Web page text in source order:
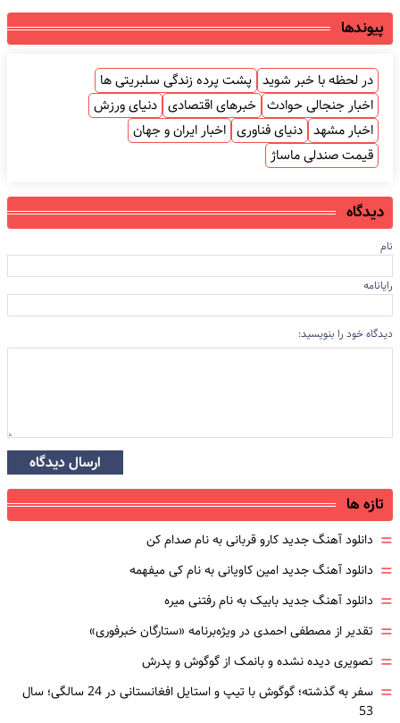
پیوندها
در لحظه با خبر شوید پشت پرده زندگی سلبریتی ها
اخبار جنجالی حوادث خبرهای اقتصادی دنیای ورزش
اخبار مشهد دنیای فناوری اخبار ایران و جهان
قیمت صندلی ماساژ
دیدگاه
نام
رایانامه
دیدگاه خود را بنویسید:
ارسال دیدگاه
تازه ها
= دانلود آهنگ جدید کارو قربانی به نام صدام کن
= دانلود آهنگ جدید امین کاویانی به نام کی میفهمه
= دانلود آهنگ جدید بابیک به نام رفتنی میره
= تقدیر از مصطفی احمدی در ویژه‌برنامه «ستارگان خبرفوری»
= تصویری دیده نشده و بانمک از گوگوش و پدرش
=
سفر به گذشته؛ گوگوش با تیپ و استایل افغانستانی در 24 سالگی؛ سال
53